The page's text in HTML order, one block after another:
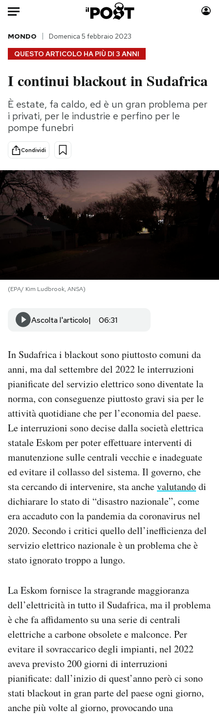
Auto
HOME
Italia
Politica
Tecnologia
Scienza
Economia
Sport
Moda
Consumismi
Storie/Idee
Altrecose
Mondiali calcio 2026
CALENDARIO
AREA PERSONALE
Area Personale
Newsletter
Notifiche mobile
Regala il Post
Hai bisogno di aiuto?
Esci
QUESTO ARTICOLO HA PIÙ DI 3 ANNI
MONDO Domenica 5 febbraio 2023
I continui blackout in Sudafrica
È estate, fa caldo, ed è un gran problema per
i privati, per le industrie e perfino per le
pompe funebri
Condividi
(EPA/ Kim Ludbrook, ANSA)
Ascolta l'articolo 06:31
In Sudafrica i blackout sono piuttosto comuni da
anni, ma dal settembre del 2022 le interruzioni
pianificate del servizio elettrico sono diventate la
norma, con conseguenze piuttosto gravi sia per le
attività quotidiane che per l’economia del paese.
Le interruzioni sono decise dalla società elettrica
statale Eskom per poter effettuare interventi di
manutenzione sulle centrali vecchie e inadeguate
ed evitare il collasso del sistema. Il governo, che
sta cercando di intervenire, sta anchevalutandodi
dichiarare lo stato di “disastro nazionale”, come
era accaduto con la pandemia da coronavirus nel
2020. Secondo i critici quello dell’inefficienza del
servizio elettrico nazionale è un problema che è
stato ignorato troppo a lungo.
La Eskom fornisce la stragrande maggioranza
dell’elettricità in tutto il Sudafrica, ma il problema
è che fa affidamento su una serie di centrali
elettriche a carbone obsolete e malconce. Per
evitare il sovraccarico degli impianti, nel 2022
aveva previsto 200 giorni di interruzioni
pianificate: dall’inizio di quest’anno però ci sono
stati blackout in gran parte del paese ogni giorno,
anche più volte al giorno, provocando una